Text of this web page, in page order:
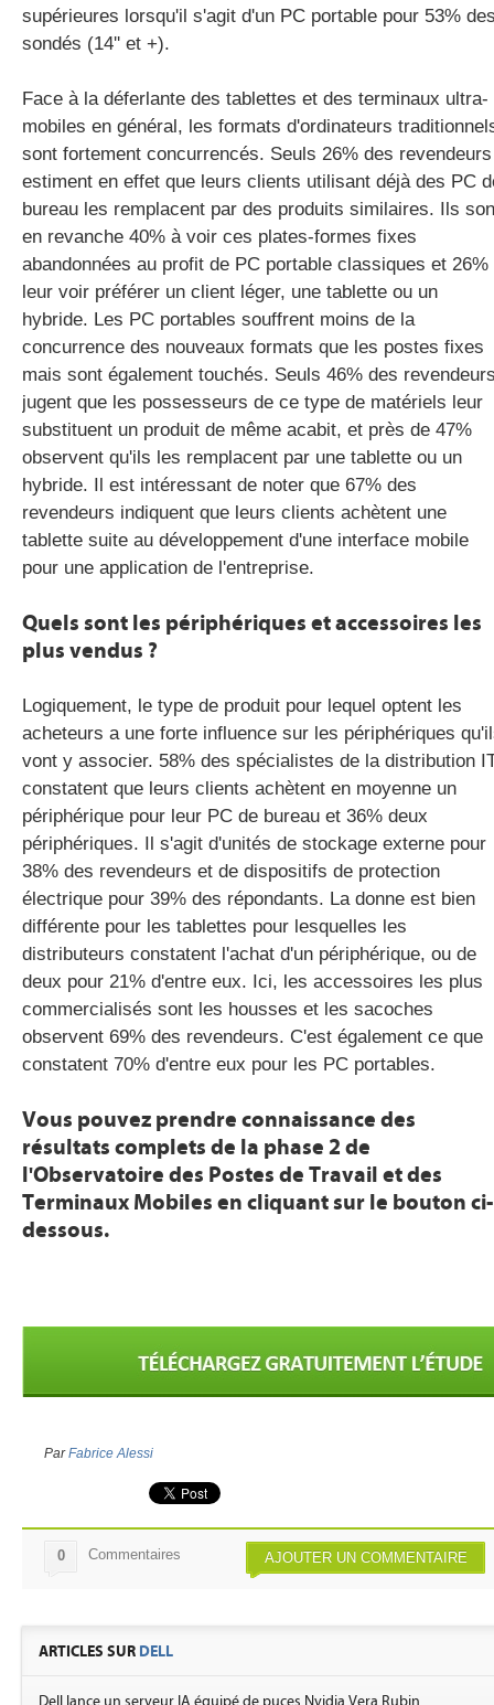
supérieures lorsqu'il s'agit d'un PC portable pour 53%
sondés (14'' et +).
Face à la déferlante des tablettes et des terminaux ultra-
mobiles en général, les formats d'ordinateurs
sont fortement concurrencés. Seuls 26% des revendeurs
estiment en effet que leurs clients utilisant déjà des PC
bureau les remplacent par des produits similaires. Ils
en revanche 40% à voir ces plates-formes fixes
abandonnées au profit de PC portable classiques et 26%
leur voir préférer un client léger, une tablette ou un
hybride. Les PC portables souffrent moins de la
concurrence des nouveaux formats que les postes fixes
mais sont également touchés. Seuls 46% des
jugent que les possesseurs de ce type de matériels leur
substituent un produit de même acabit, et près de 47%
observent qu'ils les remplacent par une tablette ou un
hybride. Il est intéressant de noter que 67% des
revendeurs indiquent que leurs clients achètent une
tablette suite au développement d'une interface mobile
pour une application de l'entreprise.
Quels sont les périphériques et accessoires les
plus vendus ?
Logiquement, le type de produit pour lequel optent les
acheteurs a une forte influence sur les périphériques
vont y associer. 58% des spécialistes de la distribution
constatent que leurs clients achètent en moyenne un
périphérique pour leur PC de bureau et 36% deux
périphériques. Il s'agit d'unités de stockage externe pour
38% des revendeurs et de dispositifs de protection
électrique pour 39% des répondants. La donne est bien
différente pour les tablettes pour lesquelles les
distributeurs constatent l'achat d'un périphérique, ou de
deux pour 21% d'entre eux. Ici, les accessoires les plus
commercialisés sont les housses et les sacoches
observent 69% des revendeurs. C'est également ce que
constatent 70% d'entre eux pour les PC portables.
Vous pouvez prendre connaissance des
résultats complets de la phase 2 de
l'Observatoire des Postes de Travail et des
Terminaux Mobiles en cliquant sur le bouton ci-
dessous.
ParFabrice Alessi
AJOUTER UN COMMENTAIRE
0 Commentaires
ARTICLES SUR DELL
Dell lance un serveur IA équipé de puces Nvidia Vera Rubin